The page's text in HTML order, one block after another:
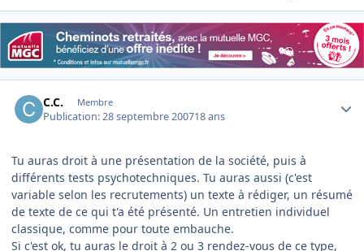
C.C. Membre
Publication:28 septembre 200718 ans
Tu auras droit à une présentation de la société, puis à
différents tests psychotechniques. Tu auras aussi (c'est
variable selon les recrutements) un texte à rédiger, un résumé
de texte de ce qui t'a été présenté. Un entretien individuel
classique, comme pour toute embauche.
Si c'est ok, tu auras le droit à 2 ou 3 rendez-vous de ce type,